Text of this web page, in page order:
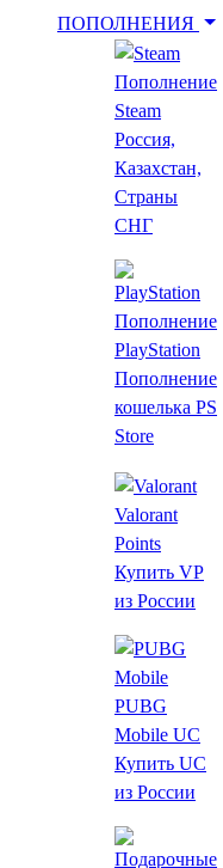
ПОПОЛНЕНИЯ
Пополнение
Steam
Россия,
Казахстан,
Страны
СНГ
Пополнение
PlayStation
Пополнение
кошелька PS
Store
Valorant
Points
Купить VP
из России
PUBG
Mobile UC
Купить UC
из России
Укажи игру для поиска
Главная
Все игры
CarX Drift
Pack
CarX
Online
Sticker